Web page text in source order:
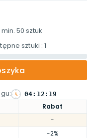
Rabat
-
-2%
50 sztuk
sztuki : 1
: 04: 12 : 18